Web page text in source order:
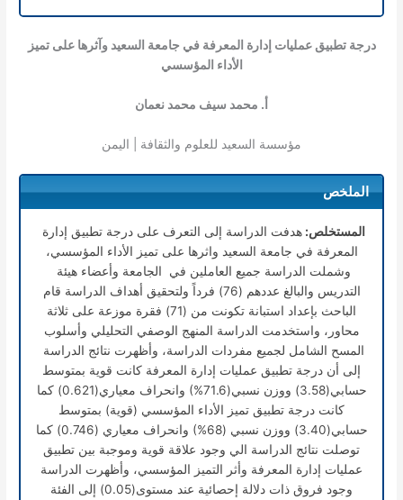
درجة تطبيق عمليات إدارة المعرفة في جامعة السعيد وآثرها على تميز
الأداء المؤسسي
أ. محمد سيف محمد نعمان
مؤسسة السعيد للعلوم والثقافة | اليمن
الملخص
المستخلص:هدفت الدراسة إلى التعرف على درجة تطبيق إدارة
المعرفة في جامعة السعيد واثرها على تميز الأداء المؤسسي،
وشملت الدراسة جميع العاملين في الجامعة وأعضاء هيئة
التدريس والبالغ عددهم (76) فرداً ولتحقيق أهداف الدراسة قام
الباحث بإعداد استبانة تكونت من (71) فقرة موزعة على ثلاثة
محاور، واستخدمت الدراسة المنهج الوصفي التحليلي وأسلوب
المسح الشامل لجميع مفردات الدراسة، وأظهرت نتائج الدراسة
إلى أن درجة تطبيق عمليات إدارة المعرفة كانت قوية بمتوسط
حسابي(3.58) ووزن نسبي(71.6%) وانحراف معياري(0.621) كما
كانت درجة تطبيق تميز الأداء المؤسسي (قوية) بمتوسط
حسابي(3.40) ووزن نسبي (68%) وانحراف معياري (0.746) كما
توصلت نتائج الدراسة الي وجود علاقة قوية وموجبة بين تطبيق
عمليات إدارة المعرفة وأثر التميز المؤسسي، وأظهرت الدراسة
وجود فروق ذات دلالة إحصائية عند مستوى(0.05) إلى الفئة